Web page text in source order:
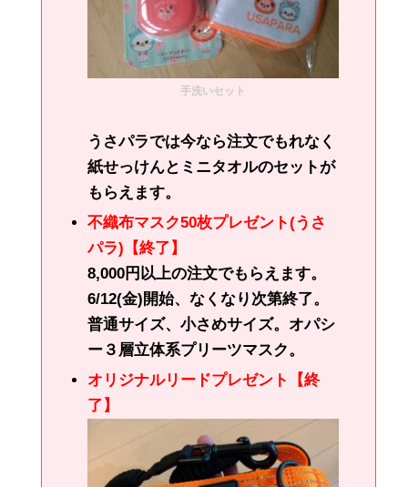
手洗いセット
うさパラでは今なら注文でもれなく
紙せっけんとミニタオルのセットが
もらえます。
不織布マスク50枚プレゼント(うさ
パラ)【終了】
8,000円以上の注文でもらえます。
6/12(金)開始、なくなり次第終了。
普通サイズ、小さめサイズ。オパシ
ー３層立体系プリーツマスク。
オリジナルリードプレゼント【終
了】